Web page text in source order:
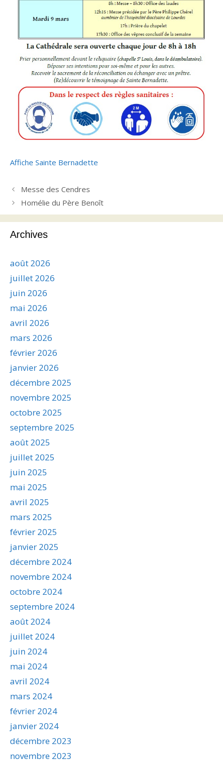
Affiche Sainte Bernadette
Messe des Cendres
Homélie du Père Benoît
Archives
août 2026
juillet 2026
juin 2026
mai 2026
avril 2026
mars 2026
février 2026
janvier 2026
décembre 2025
novembre 2025
octobre 2025
septembre 2025
août 2025
juillet 2025
juin 2025
mai 2025
avril 2025
mars 2025
février 2025
janvier 2025
décembre 2024
novembre 2024
octobre 2024
septembre 2024
août 2024
juillet 2024
juin 2024
mai 2024
avril 2024
mars 2024
février 2024
janvier 2024
décembre 2023
novembre 2023